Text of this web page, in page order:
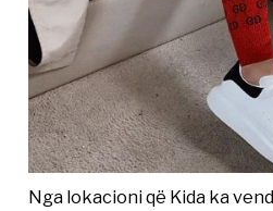
Nga lokacioni që Kida ka